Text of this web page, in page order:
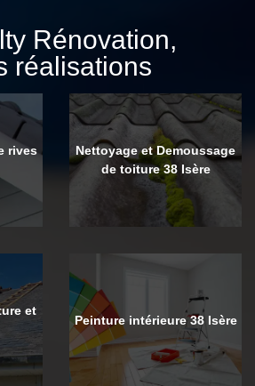
Rénovation,
réalisations
rives
Nettoyage et Demoussage
de toiture 38 Isère
et
Peinture intérieure 38 Isère